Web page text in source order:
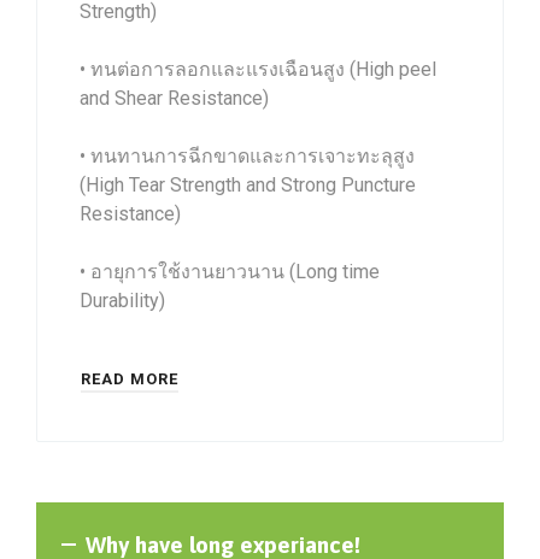
Strength)
• ทนต่อการลอกและแรงเฉือนสูง (High peel
and Shear Resistance)
• ทนทานการฉีกขาดและการเจาะทะลุสูง
(High Tear Strength and Strong Puncture
Resistance)
• อายุการใช้งานยาวนาน (Long time
Durability)
READ MORE
Why have long experiance!